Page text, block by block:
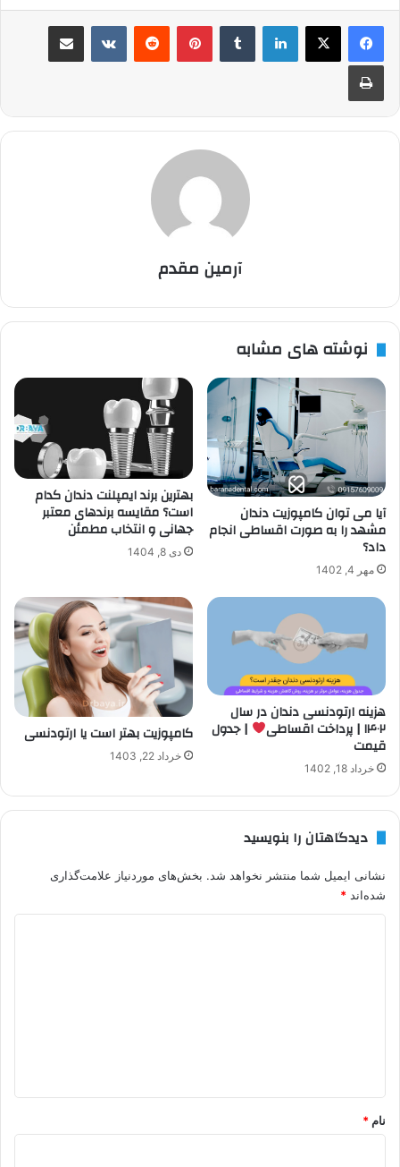
لینکدین ‫تامبلر پینترست‫رددیت ‫VKontakteاشتراک گذاری از طریق ایمیل
چاپ
آرمین مقدم
نوشته های مشابه
آیا می توان کامپوزیت دندان
مشهد را به صورت اقساطی انجام
داد؟
مهر 4, 1402
بهترین برند ایمپلنت دندان کدام
است؟ مقایسه برندهای معتبر
جهانی و انتخاب مطمئن
دی 8, 1404
هزینه ارتودنسی دندان در سال
۱۴۰۲ | پرداخت اقساطی | جدول
قیمت
خرداد 18, 1402
کامپوزیت بهتر است یا ارتودنسی
خرداد 22, 1403
دیدگاهتان را بنویسید
نشانی ایمیل شما منتشر نخواهد شد. بخش‌های موردنیاز علامت‌گذاری
شده‌اند *
نام *